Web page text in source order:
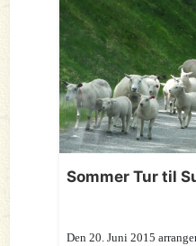
Sommer Tur til
Den 20. Juni 2015